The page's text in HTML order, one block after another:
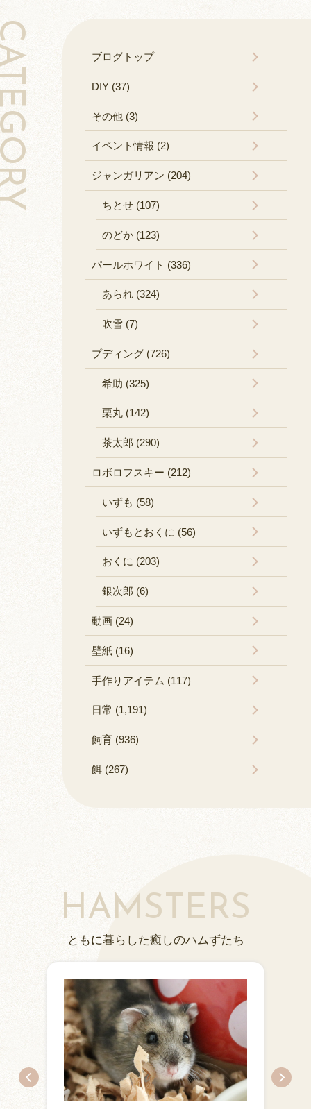
ブログトップ
DIY (37)
その他 (3)
イベント情報 (2)
ジャンガリアン (204)
ちとせ (107)
のどか (123)
パールホワイト (336)
あられ (324)
吹雪 (7)
プディング (726)
希助 (325)
栗丸 (142)
茶太郎 (290)
ロボロフスキー (212)
いずも (58)
いずもとおくに (56)
おくに (203)
銀次郎 (6)
動画 (24)
壁紙 (16)
手作りアイテム (117)
日常 (1,191)
飼育 (936)
餌 (267)
HAMSTERS
ともに暮らした癒しのハムずたち